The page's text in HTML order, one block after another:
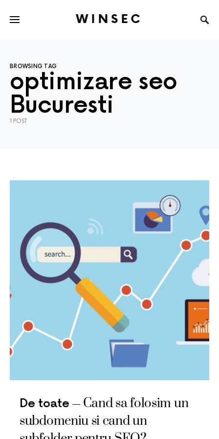
WINSEC
BROWSING TAG
optimizare seo
Bucuresti
1 POST
De toate
Cand sa folosim un
subdomeniu si cand un